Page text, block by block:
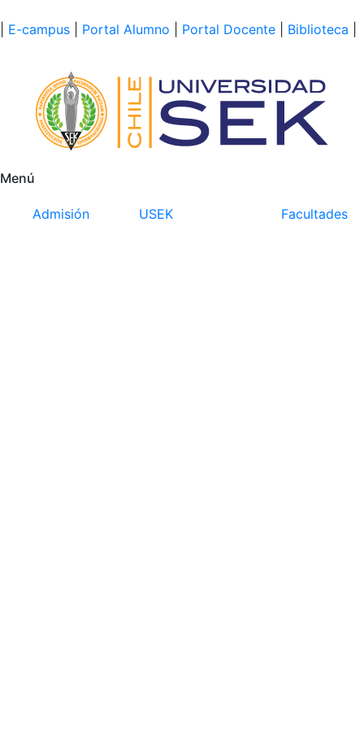
E-campus Portal Alumno Portal Docente Biblioteca
Menú
Admisión USEK Facultades